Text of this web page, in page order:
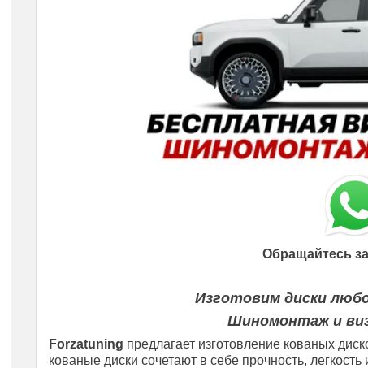
Обращайтесь
Изготовим диски
Шиномонтаж и
Forzatuning предлагает изготовление кованых
кованые диски сочетают в себе прочность,